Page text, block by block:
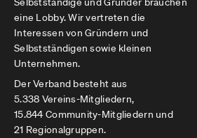
eine Lobby. Wir vertreten die
Interessen von Gründern und
Selbstständigen sowie kleinen
Unternehmen.
Der Verband besteht aus
5.338 Vereins-Mitgliedern,
15.844 Community-Mitgliedern und
21 Regionalgruppen.